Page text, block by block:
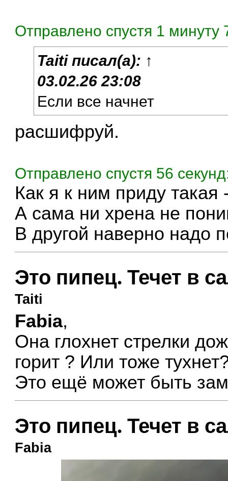
Отправлено спустя 1 минуту
Taitiписал(а): ↑
03.02.26 23:08
Если все начнет
расшифруй.
Отправлено спустя 56
Как я к ним приду такая
А сама ни хрена не
В другой наверно надо
Это пипец. Течет в
Taiti
Fabia,
Она глохнет стрелки
горит ? Или тоже
Это ещё может быть
Это пипец. Течет в
Fabia